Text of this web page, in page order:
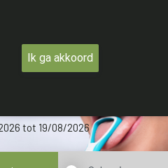
36
tot 19/08/2026
Ik ga akkoord